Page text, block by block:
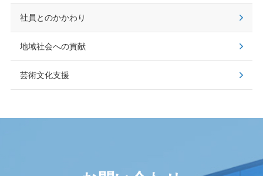
社員とのかかわり
地域社会への貢献
芸術文化支援